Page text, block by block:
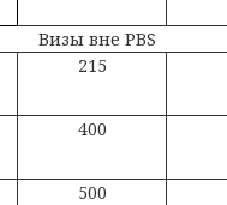
Визы вне PBS
215
400
500